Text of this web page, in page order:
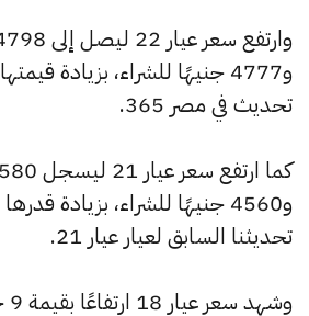
تحديث في مصر 365.
تحديثنا السابق لعيار عيار 21.